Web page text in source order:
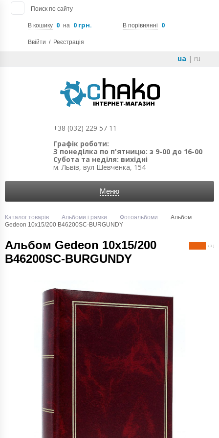
Поиск по сайту
В кошику 0 на 0 грн. В порівнянні 0
Ввійти / Реєстрація
ua | ru
+38 (032) 229 57 11
Графік роботи:
З понеділка по п'ятницю: з 9-00 до 16-00
Субота та неділя: вихідні
м. Львів, вул Шевченка, 154
Меню
Каталог товарів Альбоми і рамки Фотоальбоми
Альбом
Gedeon 10х15/200 B46200SC-BURGUNDY
Альбом Gedeon 10х15/200
B46200SC-BURGUNDY
( 1 )